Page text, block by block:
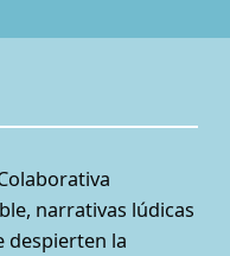
narrativas lúdicas
despierten la